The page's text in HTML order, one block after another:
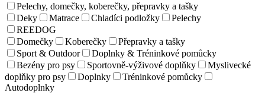
Pelechy, domečky, koberečky, přepravky a tašky
Deky
Matrace Chladíci podložky
Pelechy
REEDOG
Domečky
Koberečky
Přepravky a tašky
Sport & Outdoor
Doplnky & Tréninkové pomůcky
Bezény pro psy
Sportovně-výživové doplňky
Myslivecké
doplňky pro psy
Doplnky
Tréninkové pomůcky
Autodoplnky